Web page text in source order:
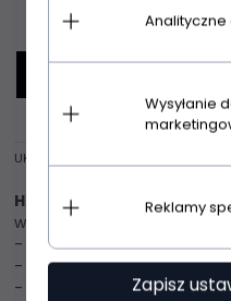
Dodaj
UKRYJ OPIS
Harmony H026 sukienka
wykonana z gładkiej
- na szerokich ramiaczkach
- prosty fason będzie
- świetna propozycja na
Wysyłanie
Reklamy
Zapisz